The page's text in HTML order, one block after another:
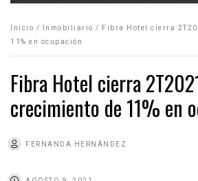
Inicio / Inmobiliario /
Fibra Hotel cierra
11% en ocupación
Fibra Hotel cierra
crecimiento de 11% en
FERNANDA HERNÁNDEZ